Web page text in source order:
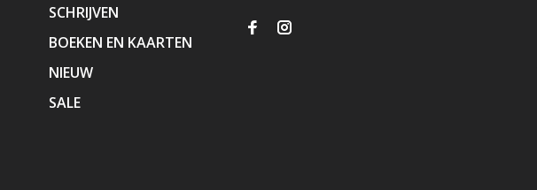
SCHRIJVEN
BOEKEN EN KAARTEN
NIEUW
SALE